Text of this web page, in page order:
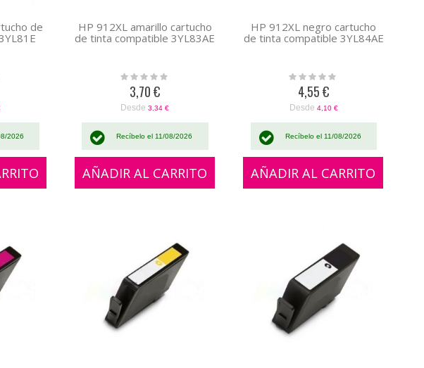
de
2026
HP 912XL amarillo cartucho
de tinta compatible 3YL83AE
Rating:
3,70 €
Desde 3,34 €
Recíbelo el 11/08/2026
AÑADIR AL CARRITO
HP 912XL negro cartucho
de tinta compatible 3YL84AE
Rating:
4,55 €
Desde 4,10 €
Recíbelo el 11/08/2026
AÑADIR AL CARRITO